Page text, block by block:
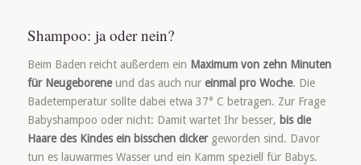
Shampoo: ja oder nein?
Beim Baden reicht außerdem ein Maximum von zehn Minuten
für Neugeboreneund das auch nur einmal pro Woche. Die
Badetemperatur sollte dabei etwa 37° C betragen. Zur Frage
Babyshampoo oder nicht: Damit wartet Ihr besser, bis die
Haare des Kindes ein bisschen dickergeworden sind. Davor
tun es lauwarmes Wasser und ein Kamm speziell für Babys.